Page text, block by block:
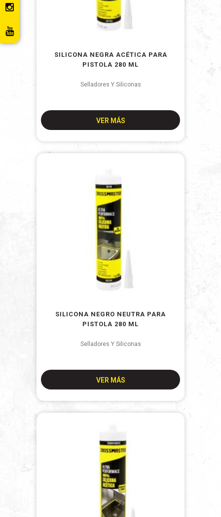
SILICONA NEGRA ACÉTICA PARA
PISTOLA 280 ML
Selladores Y Siliconas
VER MÁS
SILICONA NEGRO NEUTRA PARA
PISTOLA 280 ML
Selladores Y Siliconas
VER MÁS